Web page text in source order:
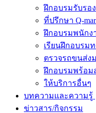
ฝึกอบรมรับรอ
ที่ปรึกษา Q-
ฝึกอบรมพนักง
เรียนฝึกอบรม
ตรวจรถขนส่ง
ฝึกอบรมพร้อม
ให้บริการอื่นๆ
บทความและความรู้
ข่าวสาร/กิจกรรม